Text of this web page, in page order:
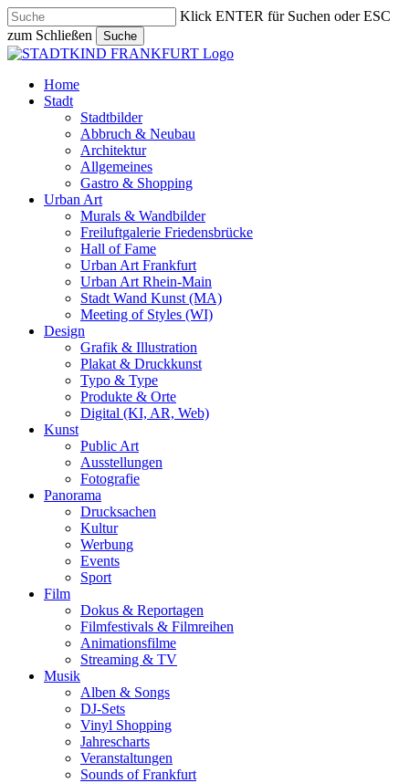
Skip
to
main
content
Klick ENTER für Suchen oder ESC
zum Schließen
Suche
Close
search
Menu
Home
Stadt
Stadtbilder
Abbruch & Neubau
Architektur
Allgemeines
Gastro & Shopping
Urban Art
Murals & Wandbilder
Freiluftgalerie Friedensbrücke
Hall of Fame
Urban Art Frankfurt
Urban Art Rhein-Main
Stadt Wand Kunst (MA)
Meeting of Styles (WI)
Design
Grafik & Illustration
Plakat & Druckkunst
Typo & Type
Produkte & Orte
Digital (KI, AR, Web)
Kunst
Public Art
Ausstellungen
Fotografie
Panorama
Drucksachen
Kultur
Werbung
Events
Sport
Film
Dokus & Reportagen
Filmfestivals & Filmreihen
Animationsfilme
Streaming & TV
Musik
Alben & Songs
DJ-Sets
Vinyl Shopping
Jahrescharts
Veranstaltungen
Sounds of Frankfurt